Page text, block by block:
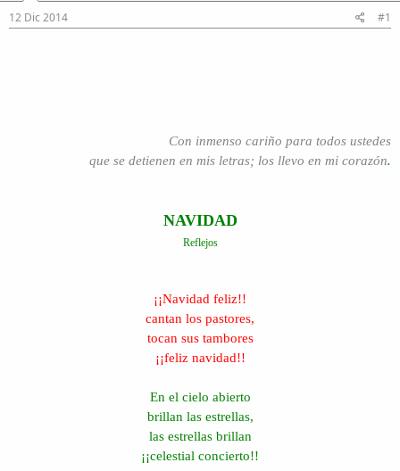
12 Dic 2014 #1
Con inmenso cariño para todos ustedes
que se detienen en mis letras; los llevo en mi corazón.
NAVIDAD
Reflejos
¡¡Navidad feliz!!
cantan los pastores,
tocan sus tambores
¡¡feliz navidad!!
En el cielo abierto
brillan las estrellas,
las estrellas brillan
¡¡celestial concierto!!